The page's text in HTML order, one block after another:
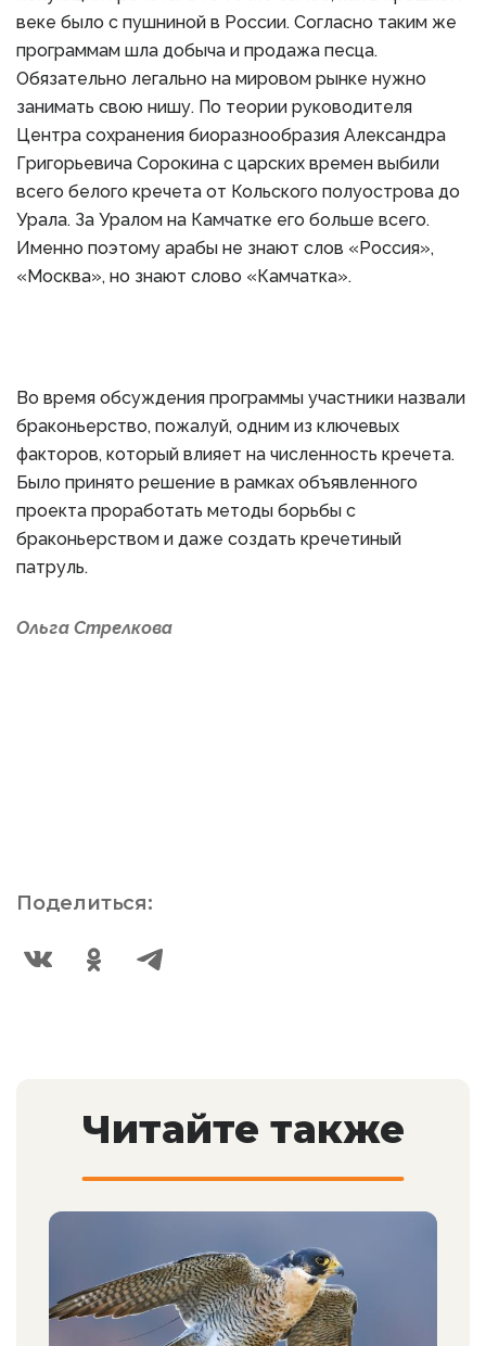
веке было с пушниной в России. Согласно таким же
программам шла добыча и продажа песца.
Обязательно легально на мировом рынке нужно
занимать свою нишу. По теории руководителя
Центра сохранения биоразнообразия Александра
Григорьевича Сорокина с царских времен выбили
всего белого кречета от Кольского полуострова до
Урала. За Уралом на Камчатке его больше всего.
Именно поэтому арабы не знают слов «Россия»,
«Москва», но знают слово «Камчатка».
Во время обсуждения программы участники назвали
браконьерство, пожалуй, одним из ключевых
факторов, который влияет на численность кречета.
Было принято решение в рамках объявленного
проекта проработать методы борьбы с
браконьерством и даже создать кречетиный
патруль.
Ольга Стрелкова
Поделиться:
Читайте также